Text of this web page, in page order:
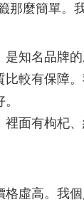
那麼簡單。
是知名品牌
比較有保障
裡面有枸杞
虛高。我